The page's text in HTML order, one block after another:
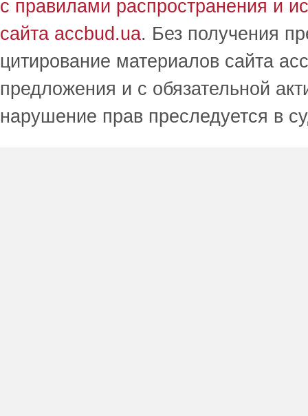
с правилами распространения и
сайта accbud.ua. Без получения
цитирование материалов сайта
предложения и с обязательной
нарушение прав преследуется в